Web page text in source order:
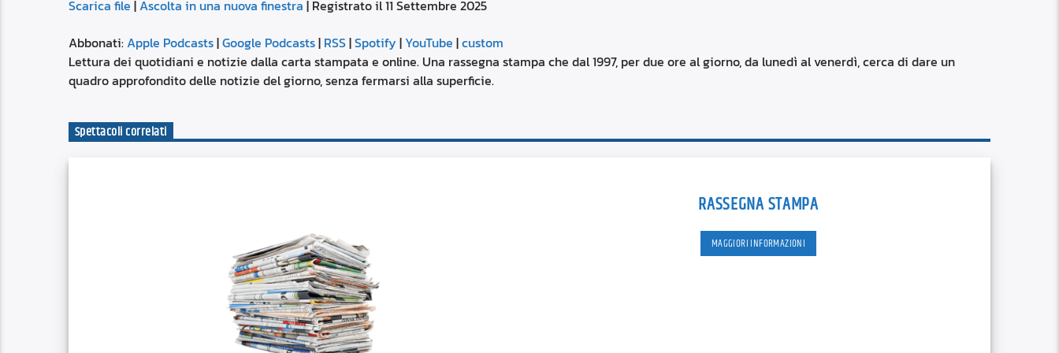
volume.
SUBSCRIBE SHARE
Spotify
LINK
EMBED
Scarica file |Ascolta in una nuova finestra | Registrato il 11 Settembre 2025
Abbonati:Apple Podcasts|Google Podcasts| RSS|Spotify | YouTube |custom
Lettura dei quotidiani e notizie dalla carta stampata e online. Una rassegna stampa che dal 1997, per due ore al giorno, da lunedì al venerdì, cerca di dare un
quadro approfondito delle notizie del giorno, senza fermarsi alla superficie.
Spettacoli correlati
RASSEGNA STAMPA
MAGGIORI INFORMAZIONI